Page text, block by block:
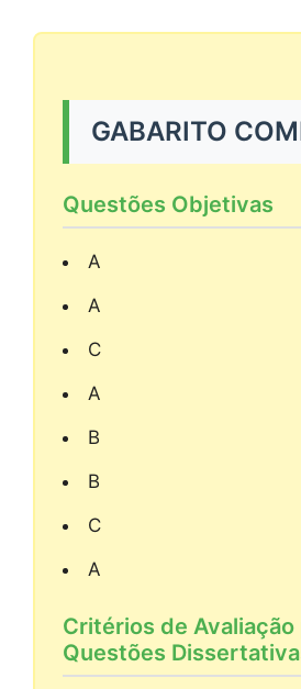
GABARITO
Questões Objetivas
A
A
C
A
B
B
C
A
Critérios de Avaliação
Questões